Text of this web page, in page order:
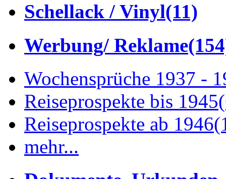
Schellack / Vinyl(11)
Werbung/ Reklame
Wochensprüche 1937 -
Reiseprospekte bis 1945
Reiseprospekte ab 1946
mehr...